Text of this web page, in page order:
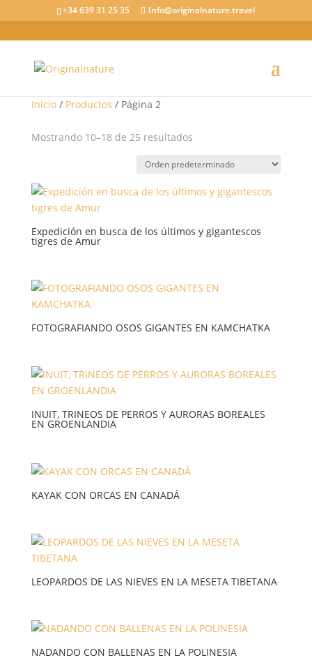
+34 639 31 25 35 Info@originalnature.travel
Inicio/ Productos / Página 2
Mostrando 10–18 de 25 resultados
Expedición en busca de los últimos y gigantescos
tigres de Amur
FOTOGRAFIANDO OSOS GIGANTES EN KAMCHATKA
INUIT, TRINEOS DE PERROS Y AURORAS BOREALES
EN GROENLANDIA
KAYAK CON ORCAS EN CANADÁ
LEOPARDOS DE LAS NIEVES EN LA MESETA TIBETANA
NADANDO CON BALLENAS EN LA POLINESIA